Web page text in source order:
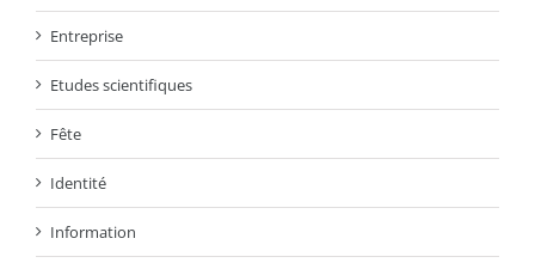
Entreprise
Etudes scientifiques
Fête
Identité
Information